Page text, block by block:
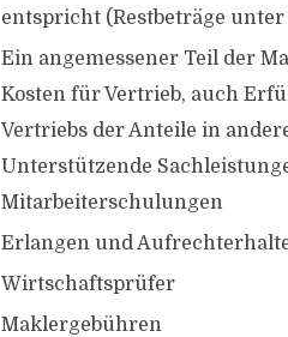
entspricht (Restbeträge
Ein angemessener Teil der
Kosten für Vertrieb, auch
Vertriebs der Anteile in
Unterstützende
Mitarbeiterschulungen
Erlangen und
Wirtschaftsprüfer
Maklergebühren